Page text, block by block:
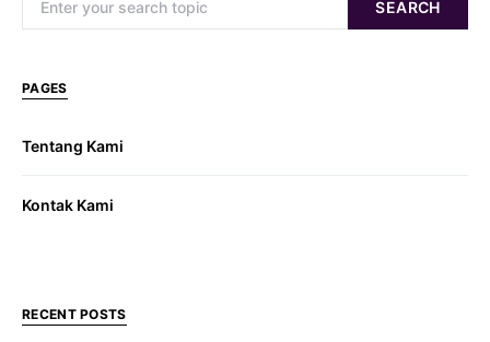
SEARCH
PAGES
Tentang Kami
Kontak Kami
RECENT POSTS